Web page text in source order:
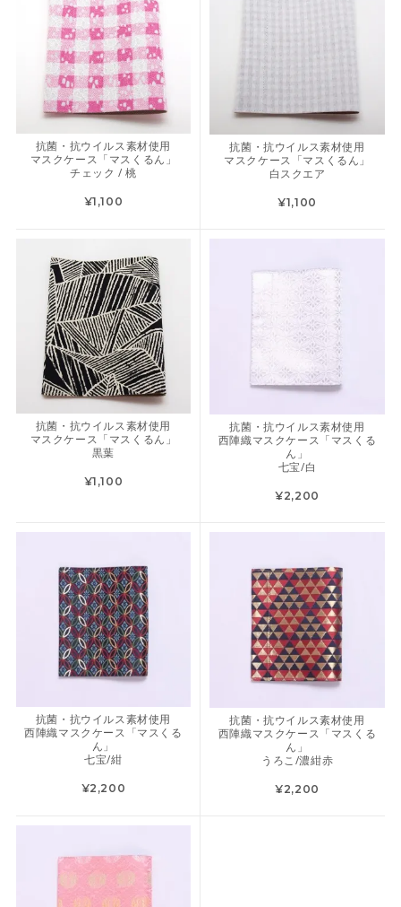
抗菌・抗ウイルス素材使用
マスクケース「マスくるん」
チェック / 桃
¥1,100
抗菌・抗ウイルス素材使用
マスクケース「マスくるん」
白スクエア
¥1,100
抗菌・抗ウイルス素材使用
マスクケース「マスくるん」
黒葉
¥1,100
抗菌・抗ウイルス素材使用
西陣織マスクケース「マスくる
ん」
七宝/白
¥2,200
抗菌・抗ウイルス素材使用
西陣織マスクケース「マスくる
ん」
七宝/紺
¥2,200
抗菌・抗ウイルス素材使用
西陣織マスクケース「マスくる
ん」
うろこ/濃紺赤
¥2,200